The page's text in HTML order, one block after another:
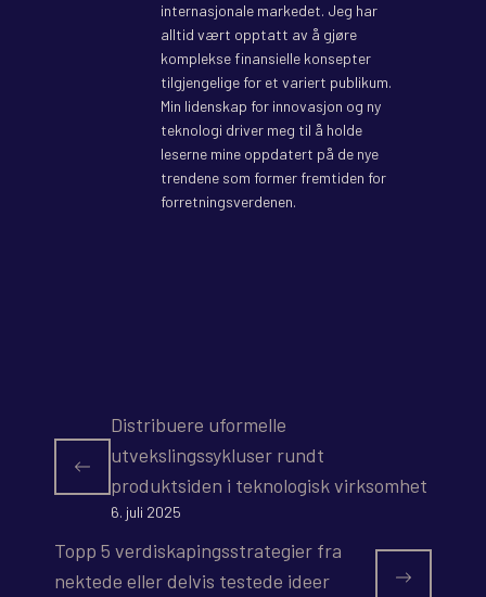
internasjonale markedet. Jeg har
alltid vært opptatt av å gjøre
komplekse finansielle konsepter
tilgjengelige for et variert publikum.
Min lidenskap for innovasjon og ny
teknologi driver meg til å holde
leserne mine oppdatert på de nye
trendene som former fremtiden for
forretningsverdenen.
Distribuere uformelle
utvekslingssykluser rundt
produktsiden i teknologisk virksomhet
6. juli 2025
Topp 5 verdiskapingsstrategier fra
nektede eller delvis testede ideer